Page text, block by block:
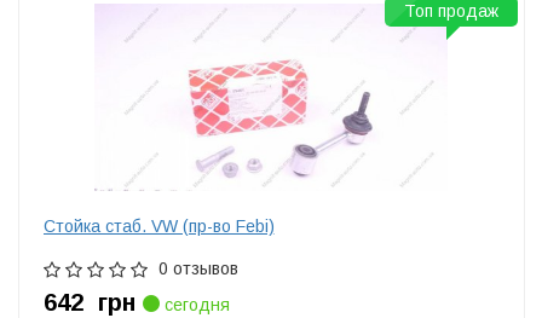
Стойка стаб. VW (пр-во Febi)
0 отзывов
642 грн
сегодня
Топ продаж